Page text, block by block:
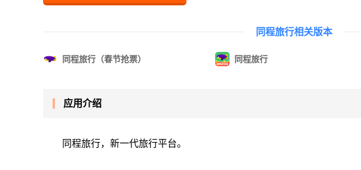
同程旅行相关版本
同程旅行（春节抢票） 同程旅行
应用介绍
同程旅行，新一代旅行平台。